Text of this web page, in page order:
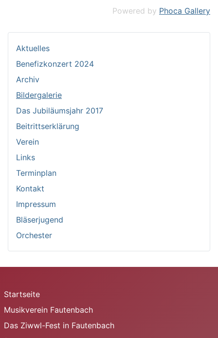
Aktuelles
Benefizkonzert 2024
Archiv
Bildergalerie
Das Jubiläumsjahr 2017
Beitrittserklärung
Verein
Links
Terminplan
Kontakt
Impressum
Bläserjugend
Orchester
Powered by Phoca Gallery
Startseite
Musikverein Fautenbach
Das Ziwwl-Fest in Fautenbach